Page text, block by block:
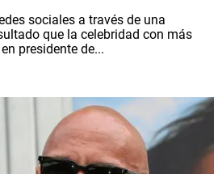
sociales a través de una
que la celebridad con más
presidente de...